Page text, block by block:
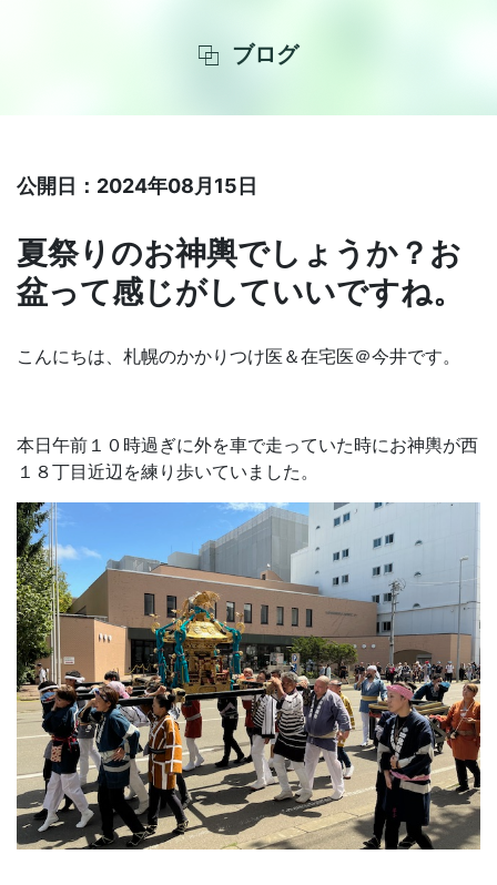
ブログ
公開日：2024年08月15日
夏祭りのお神輿でしょうか？お
盆って感じがしていいですね。
こんにちは、札幌のかかりつけ医＆在宅医＠今井です。
本日午前１０時過ぎに外を車で走っていた時にお神輿が西
１８丁目近辺を練り歩いていました。